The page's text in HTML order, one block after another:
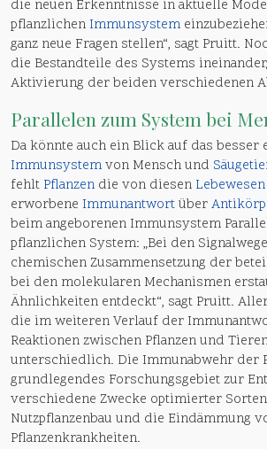
die neuen Erkenntnisse in aktuelle
pflanzlichen Immunsystem
ganz neue Fragen stellen“, sagt Pruitt.
die Bestandteile des Systems
Aktivierung der beiden verschiedenen
Parallelen zum System bei
Da könnte auch ein Blick auf das besser
Immunsystemvon Mensch und
fehlt Pflanzen die von diesen Lebewesen
erworbene Immunantwortüber
beim angeborenen Immunsystem
pflanzlichen System: „Bei den
chemischen Zusammensetzung der
bei den molekularen Mechanismen
Ähnlichkeiten entdeckt“, sagt Pruitt.
die im weiteren Verlauf der
Reaktionen zwischen Pflanzen und
unterschiedlich. Die Immunabwehr der
grundlegendes Forschungsgebiet zur
verschiedene Zwecke optimierter
Nutzpflanzenbau und die Eindämmung
Pflanzenkrankheiten.